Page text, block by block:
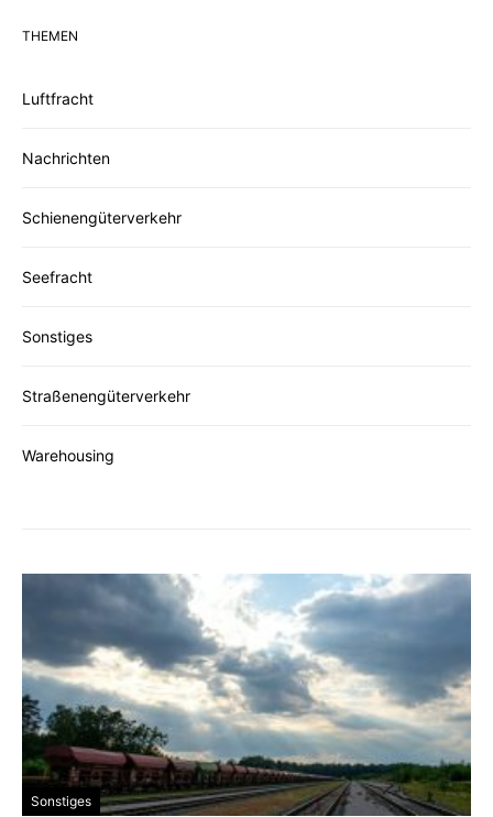
THEMEN
Luftfracht
Nachrichten
Schienengüterverkehr
Seefracht
Sonstiges
Straßenengüterverkehr
Warehousing
Sonstiges